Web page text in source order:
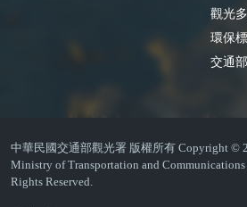
觀光
環保
交通
中華民國交通部觀光署 版權所有 Copyright ©
Ministry of Transportation and
Rights Reserved.